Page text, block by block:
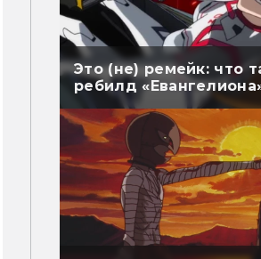
Это (не) ремейк: что
ребилд